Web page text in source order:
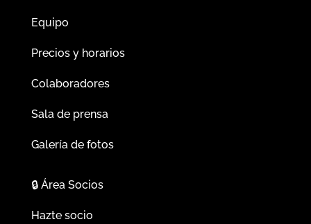
Equipo
Precios y horarios
Colaboradores
Sala de prensa
Galería de fotos
🔒Área Socios
Hazte socio